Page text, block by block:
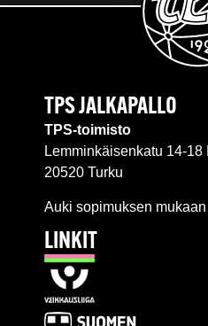
TPS JALKAPALLO
TPS-toimisto
Lemminkäisenkatu 14-18
20520 Turku
Auki sopimuksen mukaan
LINKIT